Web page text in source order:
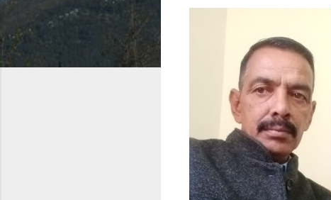
के लिए मिंटू शर्मा से कांटेक्ट करें(9817742111)